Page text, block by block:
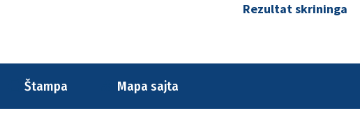
Rezultatskrininga
Štampa Mapa sajta